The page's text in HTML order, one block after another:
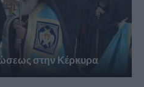
στην Κέρκυρα